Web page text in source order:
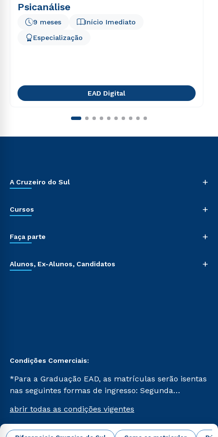
Psicanálise
Início Imediato
9 meses
Especialização
EAD Digital
A Cruzeiro do Sul +
Cursos +
Faça parte +
Alunos, Ex-Alunos, Candidatos +
Condições Comerciais:
*Para a Graduação EAD, as matrículas serão isentas
nas seguintes formas de ingresso: Segunda
Já para as demais, a taxa de matrícula será de R$
49. *Para a Pós-graduação EAD, as ofertas
abrir todas as condições vigentes